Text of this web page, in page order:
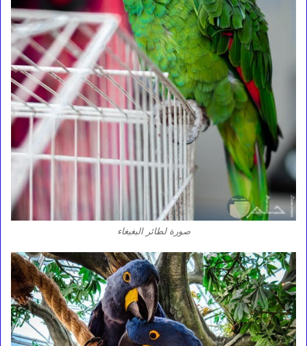
صورة لطائر البغبغاء